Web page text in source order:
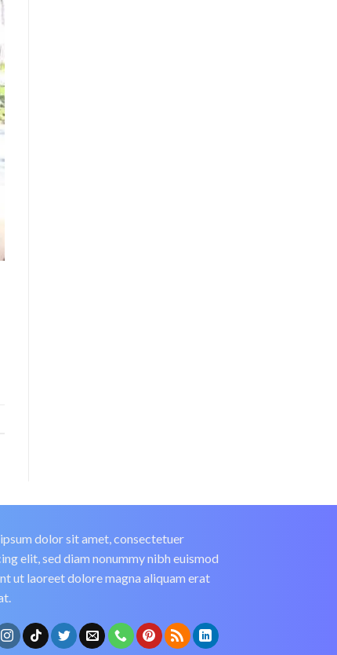
dolor sit amet, consectetuer
elit, sed diam nonummy nibh euismod
ut laoreet dolore magna aliquam erat